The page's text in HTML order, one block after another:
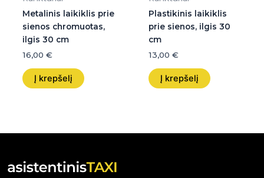
Metalinis laikiklis prie
sienos chromuotas,
ilgis 30 cm
16,00 €
Į krepšelį
Plastikinis laikiklis
prie sienos, ilgis 30
cm
13,00 €
Į krepšelį